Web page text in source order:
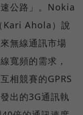
公路」。Nokia
Kari Ahola）說
無線通訊市場
寬頻的需求，
相競賽的GPRS
出的3G通訊執